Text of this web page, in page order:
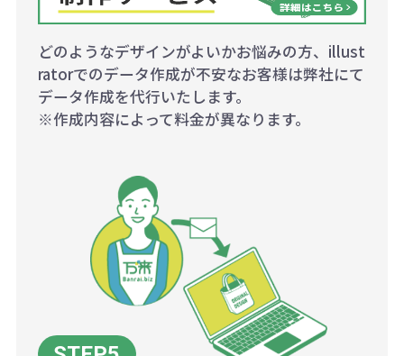
どのようなデザインがよいかお悩みの方、illust
ratorでのデータ作成が不安なお客様は弊社にて
データ作成を代行いたします。
※作成内容によって料金が異なります。